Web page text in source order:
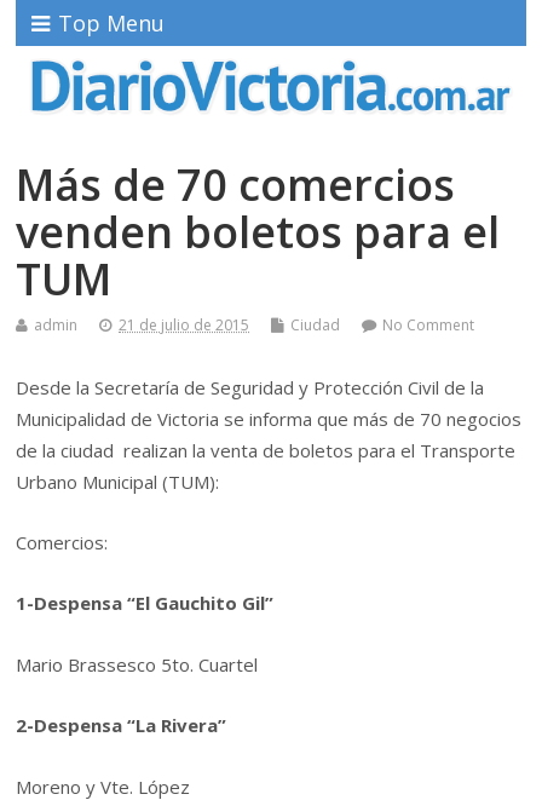
Top Menu
Más de 70 comercios
venden boletos para el
TUM
admin 21 de julio de 2015 Ciudad No Comment
Desde la Secretaría de Seguridad y Protección Civil de la
Municipalidad de Victoria se informa que más de 70 negocios
de la ciudad realizan la venta de boletos para el Transporte
Urbano Municipal (TUM):
Comercios:
1-Despensa “El Gauchito Gil”
Mario Brassesco 5to. Cuartel
2-Despensa “La Rivera”
Moreno y Vte. López